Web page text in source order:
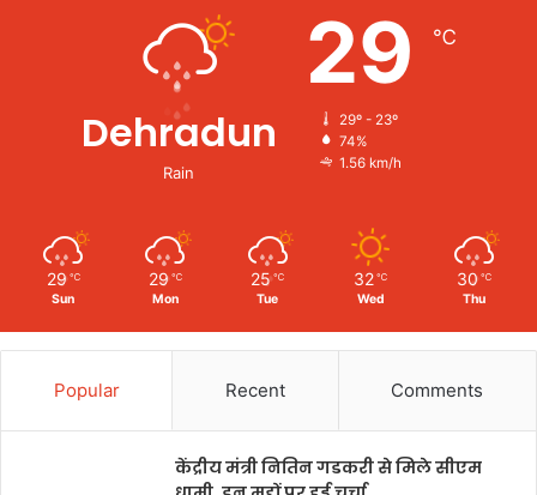
Dehradun
Rain
29 ℃
29º - 23º
74%
1.56 km/h
29 ℃
Sun
29 ℃
Mon
25 ℃
Tue
32 ℃
Wed
30 ℃
Thu
Popular Recent Comments
केंद्रीय मंत्री नितिन गडकरी से मिले सीएम